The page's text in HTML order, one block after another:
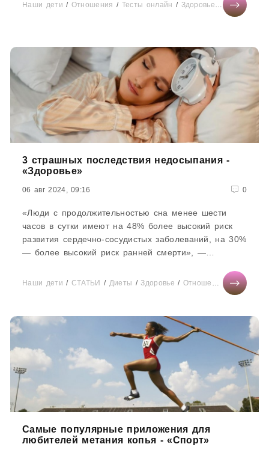
Наши дети / Отношения / Тесты онлайн / Здоровье/СТАТЬИ
3 страшных последствия недосыпания -
«Здоровье»
06 авг 2024, 09:16 0
«Люди с продолжительностью сна менее шести
часов в сутки имеют на 48% более высокий риск
развития сердечно-сосудистых заболеваний, на 30%
— более высокий риск ранней смерти», —
форуме «Здоровое общество».А чем конкретно
Наши дети / СТАТЬИ / Диеты /Здоровье / Отношения /Тесты
Самые популярные приложения для
любителей метания копья - «Спорт»